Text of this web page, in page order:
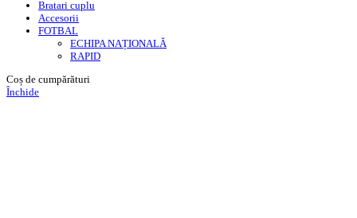
Bratari cuplu
Accesorii
FOTBAL
ECHIPA NAȚIONALĂ
RAPID
Coș de cumpărături
Închide